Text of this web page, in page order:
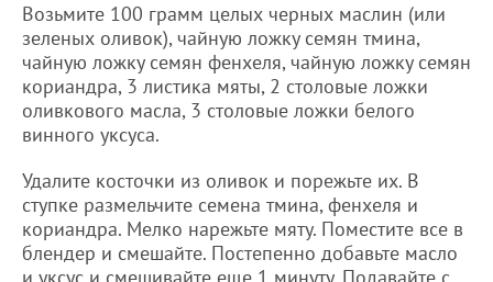
Возьмите 100 грамм целых черных маслин (или
зеленых оливок), чайную ложку семян тмина,
чайную ложку семян фенхеля, чайную ложку семян
кориандра, 3 листика мяты, 2 столовые ложки
оливкового масла, 3 столовые ложки белого
винного уксуса.
Удалите косточки из оливок и порежьте их. В
ступке размельчите семена тмина, фенхеля и
кориандра. Мелко нарежьте мяту. Поместите все в
блендер и смешайте. Постепенно добавьте масло